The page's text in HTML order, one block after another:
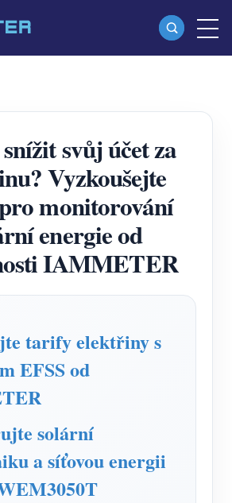
Wi-Fi měřič energie (WEM3080T)
Wi-Fi měřič energie (WEM3046T)
Wi-Fi měřič energie (WEM3050T)
Controller
Cloud Pro
IAMMETER
měřič
solárního FV systému
svůj účet za
Vyzkoušejte
monitorování
energie od
IAMMETER
tarify elektřiny s
EFSS od
solární
a síťovou energii